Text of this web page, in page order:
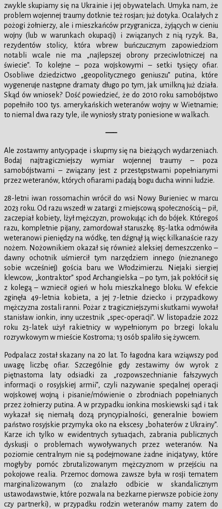
zwykle skupiamy się na Ukrainie i jej obywatelach. Umyka nam, że
problem wojennej traumy dotknie też rosjan; już dotyka. Ocalałych z
pożogi żołnierzy, ale i mieszkańców przygranicza, żyjących w cieniu
wojny (lub w warunkach okupacji) i związanych z nią ryzyk. Ba,
rezydentów stolicy, która wbrew buńczucznym zapowiedziom
notabli wcale nie ma „najlepszej obrony przeciwlotniczej na
świecie”. To kolejne – poza wojskowymi – setki tysięcy ofiar.
Osobliwe dziedzictwo „geopolitycznego geniuszu” putina, które
wygeneruje następne dramaty długo po tym, jak umilkną już działa.
Skąd ów wniosek? Dość powiedzieć, że do 2010 roku samobójstwo
popełniło 100 tys. amerykańskich weteranów wojny w Wietnamie;
to niemal dwa razy tyle, ile wyniosły straty poniesione w walkach.
—–
Ale zostawmy antycypacje i skupmy się na bieżących wydarzeniach.
Bodaj najtragiczniejszy wymiar wojennej traumy – poza
samobójstwami – związany jest z przestępstwami popełnianymi
przez weteranów, których ofiarami padają bogu ducha winni ludzie.
28-letni iwan rossomachin wrócił do wsi Nowy Burieniec w marcu
2023 roku. Od razu wszedł w zatargi z miejscową społecznością – pił,
zaczepiał kobiety, lżył mężczyzn, prowokując ich do bójek. Któregoś
razu, kompletnie pijany, zamordował staruszkę. 85-latka odmówiła
weteranowi pieniędzy na wódkę, ten dźgnął ją więc kilkanaście razy
nożem. Nożownikiem okazał się również aleksiej demeszczenko –
dawny ochotnik uśmiercił tym narzędziem innego (nieznanego
sobie wcześniej) gościa baru we Włodzimierzu. Niejaki siergiej
klewcow, „kontraktor” spod Archangielska – po tym, jak pokłócił się
z kolegą – wzniecił ogień w holu mieszkalnego bloku. W efekcie
zginęła 49-letnia kobieta, a jej 7-letnie dziecko i przypadkowy
mężczyzna zostali ranni. Pożar z tragiczniejszymi skutkami wywołał
stanisław ionkin, inny uczestnik „spec-operacji”. W listopadzie 2022
roku 23-latek użył rakietnicy w wypełnionym po brzegi lokalu
rozrywkowym w mieście Kostroma; 13 osób spaliło się żywcem.
Podpalacz został skazany na 20 lat. To łagodna kara wziąwszy pod
uwagę liczbę ofiar. Szczególnie gdy zestawimy ów wyrok z
piętnastoma laty odsiadki za „rozpowszechnianie fałszywych
informacji o rosyjskiej armii”, czyli nazywanie specjalnej operacji
wojskowej wojną i pisanie/mówienie o zbrodniach popełnianych
przez żołnierzy putina. A w przypadku ionkina moskiewski sąd i tak
wykazał się niemałą dozą pryncypialności, generalnie bowiem
państwo rosyjskie przymyka oko na ekscesy „bohaterów z Ukrainy”.
Karze ich tylko w ewidentnych sytuacjach, zabrania publicznych
dyskusji o problemach wywoływanych przez weteranów. Na
poziomie centralnym nie są podejmowane żadne inicjatywy, które
mogłyby pomóc zbrutalizowanym mężczyznom w przejściu na
pokojowe realia. Przemoc domowa zawsze była w rosji tematem
marginalizowanym (co znalazło odbicie w skandalicznym
ustawodawstwie, które pozwala na bezkarne pierwsze pobicie żony
czy partnerki), w przypadku rodzin weteranów mamy zatem do